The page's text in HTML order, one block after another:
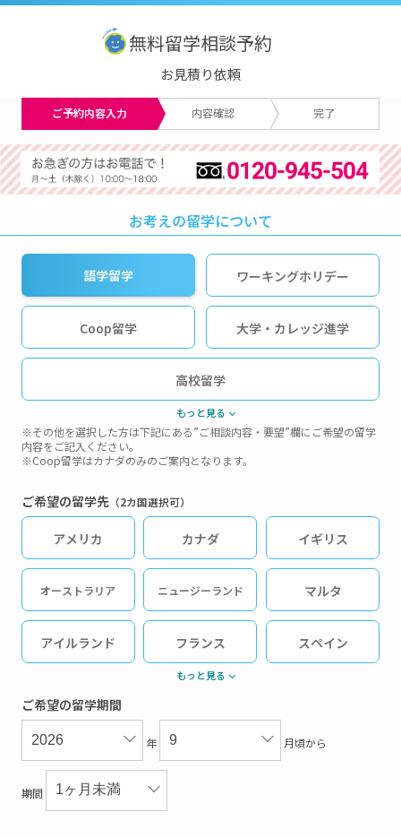
無料留学相談予約
お見積り依頼
ご予約内容入力 内容確認 完了
お考えの留学について
語学留学 ワーキングホリデー
Coop留学 大学・カレッジ進学
高校留学
中高生ジュニア留学（短期）
もっと見る
※その他を選択した方は下記にある”ご相談内容・要望”欄にご希望の留学
内容をご記入ください。
※Coop留学はカナダのみのご案内となります。
ご希望の留学先（2カ国選択可）
アメリカ カナダ イギリス
オーストラリア ニュージーランド マルタ
アイルランド フランス スペイン
フィリピン マレーシア シンガポール
英語圏
もっと見る
ご希望の留学期間
年 月頃から
期間